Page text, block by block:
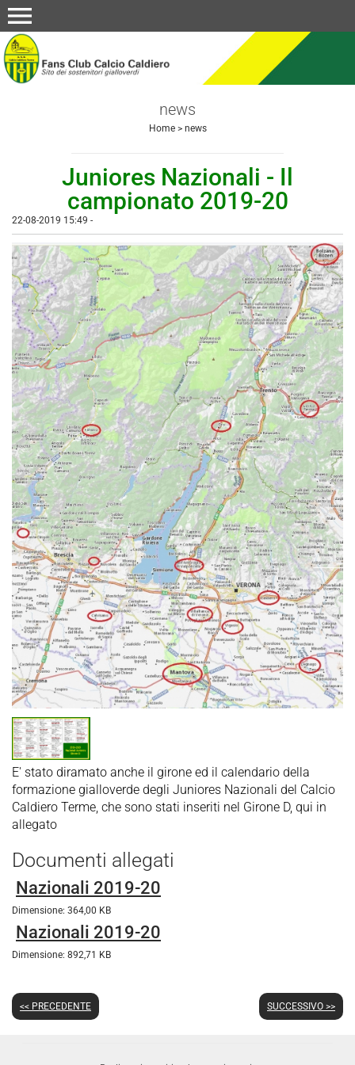
menu
news
Home> news
Juniores Nazionali - Il
campionato 2019-20
22-08-2019 15:49 -
E' stato diramato anche il girone ed il calendario della
formazione gialloverde degli Juniores Nazionali del Calcio
Caldiero Terme, che sono stati inseriti nel Girone D, qui in
allegato
Documenti allegati
Nazionali 2019-20
Dimensione: 364,00 KB
Nazionali 2019-20
Dimensione: 892,71 KB
<< PRECEDENTE SUCCESSIVO >>